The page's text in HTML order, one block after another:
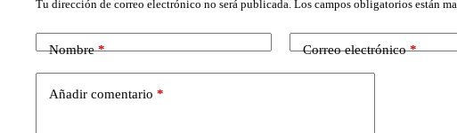
Tu dirección de correo electrónico no será publicada. Los campos obligatorios están
Nombre* Correo electrónico*
Añadir comentario *